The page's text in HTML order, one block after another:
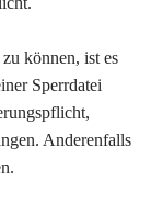
können, ist es
Sperrdatei
Anderenfalls